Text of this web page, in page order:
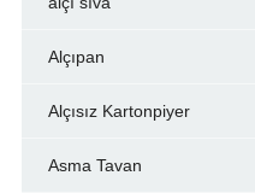
Alçıpan
Alçısız Kartonpiyer
Asma Tavan